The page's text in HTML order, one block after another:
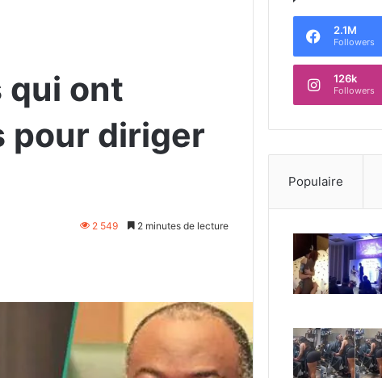
qui ont
pour diriger
2 549 2 minutes de lecture
2.1M
Followers
126k
Followers
Populaire